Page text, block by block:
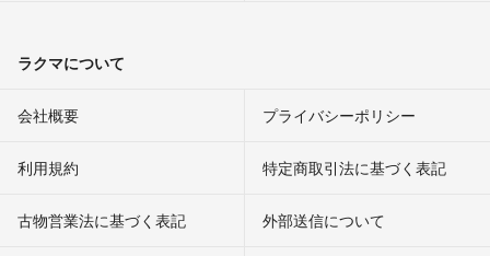
ラクマについて
会社概要 プライバシーポリシー
利用規約 特定商取引法に基づく表記
古物営業法に基づく表記 外部送信について